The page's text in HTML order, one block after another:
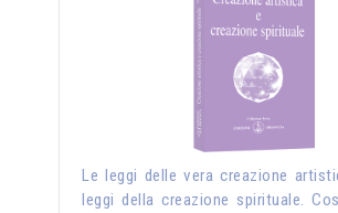
Le leggi delle vera creazione
leggi della creazione spirituale.